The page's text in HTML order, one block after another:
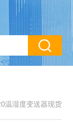
温湿度变送器现货